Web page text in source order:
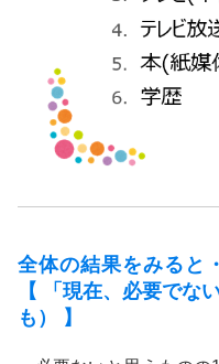
全体の結果をみると
【 「現在、必要でな
も） 】